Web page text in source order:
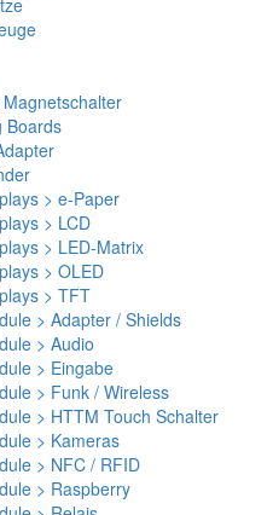
Boards
> e-Paper
> LCD
> LED-Matrix
> OLED
> TFT
> Adapter / Shields
> Audio
> Eingabe
> Funk / Wireless
> HTTM Touch Schalter
> Kameras
> NFC / RFID
> Raspberry